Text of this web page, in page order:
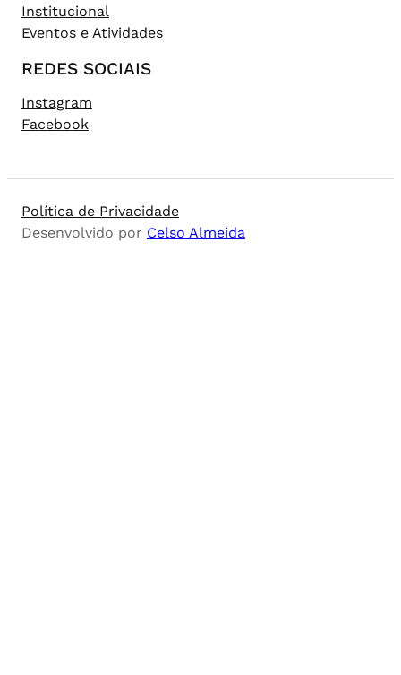
Institucional
Eventos e Atividades
REDES SOCIAIS
Instagram
Facebook
Política de Privacidade
Desenvolvido por Celso Almeida